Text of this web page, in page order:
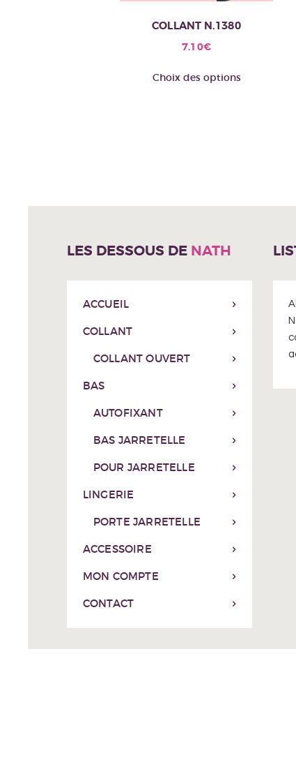
COLLANT N.1380
7.10€
Choix des options
être
LES DESSOUS DE NATH
ACCUEIL
COLLANT
COLLANT OUVERT
BAS
AUTOFIXANT
BAS JARRETELLE
POUR JARRETELLE
LINGERIE
PORTE JARRETELLE
ACCESSOIRE
MON COMPTE
CONTACT